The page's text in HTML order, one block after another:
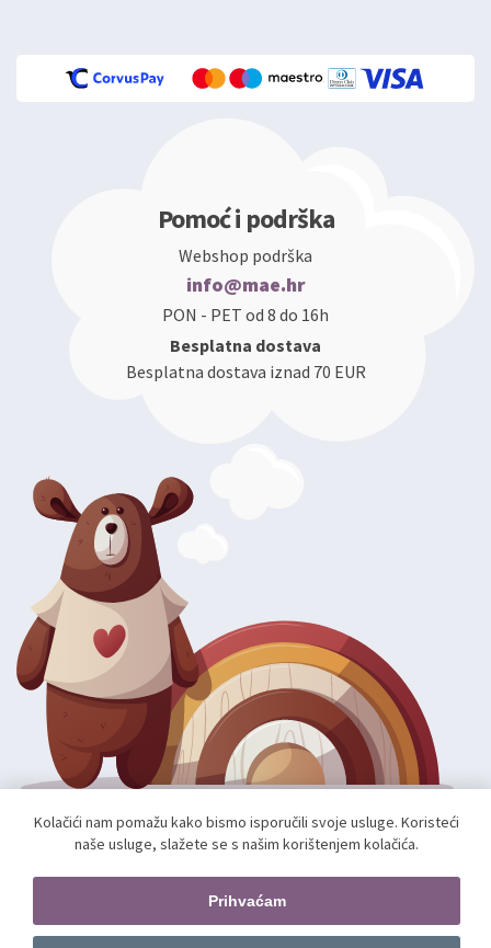
Pomoć i podrška
Webshop podrška
info@mae.hr
PON - PET od 8 do 16h
Besplatna dostava
Besplatna dostava iznad 70 EUR
Autorska prava; 2026 mae.hr. Sva prava pridržana.
Pratite nas
Kolačići nam pomažu kako bismo isporučili svoje usluge. Koristeći
naše usluge, slažete se s našim korištenjem kolačića.
Prihvaćam